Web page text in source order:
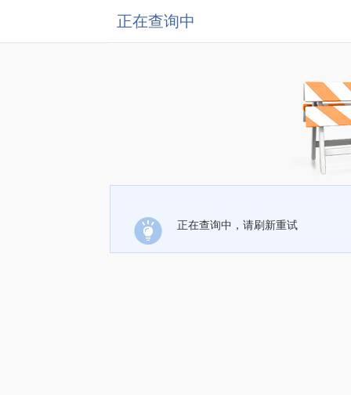
正在查询中
正在查询中，请刷新重试